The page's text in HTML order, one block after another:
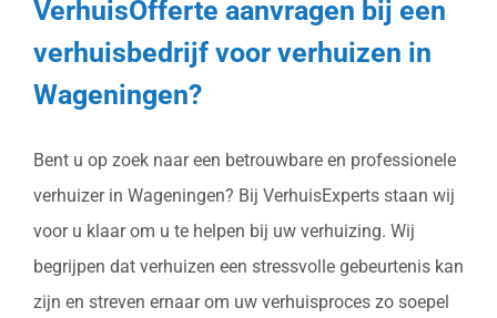
VerhuisOfferte aanvragen bij een
verhuisbedrijf voor verhuizen in
Wageningen?
Bent u op zoek naar een betrouwbare en professionele
verhuizer in Wageningen? Bij VerhuisExperts staan wij
voor u klaar om u te helpen bij uw verhuizing. Wij
begrijpen dat verhuizen een stressvolle gebeurtenis kan
zijn en streven ernaar om uw verhuisproces zo soepel